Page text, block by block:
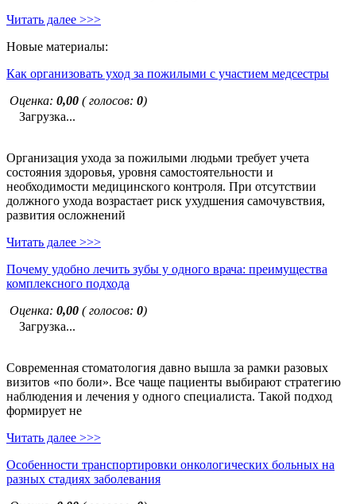
Читать далее >>>
Новые материалы:
Как организовать уход за пожилыми с участием медсестры
Оценка: 0,00 ( голосов: 0)
Загрузка...
Организация ухода за пожилыми людьми требует учета
состояния здоровья, уровня самостоятельности и
необходимости медицинского контроля. При отсутствии
должного ухода возрастает риск ухудшения самочувствия,
развития осложнений
Читать далее >>>
Почему удобно лечить зубы у одного врача: преимущества
комплексного подхода
Оценка: 0,00 ( голосов: 0)
Загрузка...
Современная стоматология давно вышла за рамки разовых
визитов «по боли». Все чаще пациенты выбирают стратегию
наблюдения и лечения у одного специалиста. Такой подход
формирует не
Читать далее >>>
Особенности транспортировки онкологических больных на
разных стадиях заболевания